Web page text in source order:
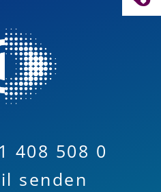
408 508 0
senden